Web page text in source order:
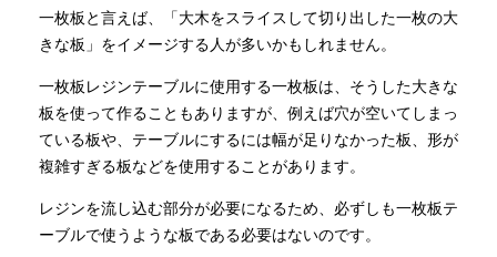
一枚板と言えば、「大木をスライスして切り出した一枚の大
きな板」をイメージする人が多いかもしれません。
一枚板レジンテーブルに使用する一枚板は、そうした大きな
板を使って作ることもありますが、例えば穴が空いてしまっ
ている板や、テーブルにするには幅が足りなかった板、形が
複雑すぎる板などを使用することがあります。
レジンを流し込む部分が必要になるため、必ずしも一枚板テ
ーブルで使うような板である必要はないのです。